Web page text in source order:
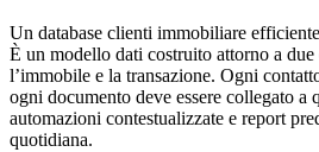
Un database clienti immobiliare
È un modello dati costruito attorno a
l’immobile e la transazione. Ogni
ogni documento deve essere collegato a
automazioni contestualizzate e report
quotidiana.